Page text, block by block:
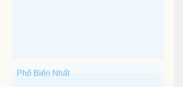
Phổ Biến Nhất